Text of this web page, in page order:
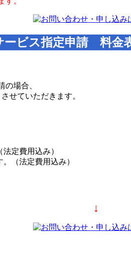
ビス指定申請 料金
の場合、
させていただきます。
定費用込み）
（法定費用込み）
↓